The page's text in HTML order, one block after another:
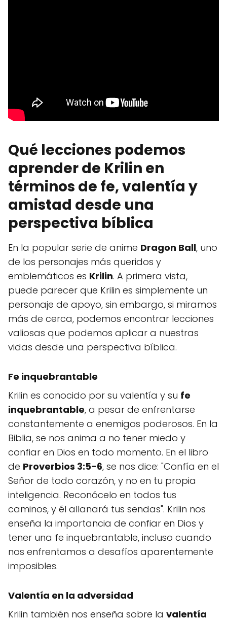
Qué lecciones podemos
aprender de Krilin en
términos de fe, valentía y
amistad desde una
perspectiva bíblica
En la popular serie de anime Dragon Ball, uno
de los personajes más queridos y
emblemáticos es Krilin. A primera vista,
puede parecer que Krilin es simplemente un
personaje de apoyo, sin embargo, si miramos
más de cerca, podemos encontrar lecciones
valiosas que podemos aplicar a nuestras
vidas desde una perspectiva bíblica.
Fe inquebrantable
Krilin es conocido por su valentía y su fe
inquebrantable, a pesar de enfrentarse
constantemente a enemigos poderosos. En la
Biblia, se nos anima a no tener miedo y
confiar en Dios en todo momento. En el libro
de Proverbios 3:5-6, se nos dice: "Confía en el
Señor de todo corazón, y no en tu propia
inteligencia. Reconócelo en todos tus
caminos, y él allanará tus sendas". Krilin nos
enseña la importancia de confiar en Dios y
tener una fe inquebrantable, incluso cuando
nos enfrentamos a desafíos aparentemente
imposibles.
Valentía en la adversidad
Krilin también nos enseña sobre la valentía